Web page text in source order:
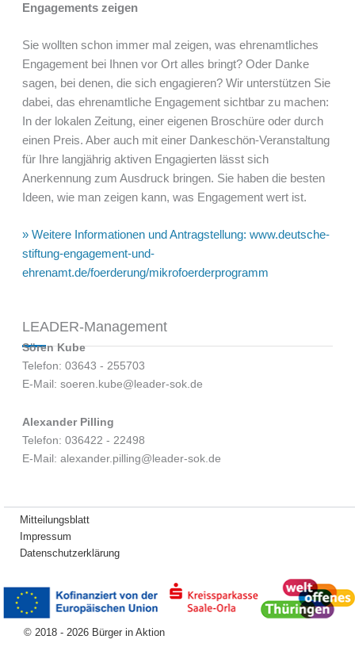
LEADER-Management
Sören Kube
Telefon: 03643 - 255703
E-Mail: soeren.kube@leader-sok.de
Alexander Pilling
Telefon: 036422 - 22498
E-Mail: alexander.pilling@leader-sok.de
Engagements zeigen
Sie wollten schon immer mal zeigen, was ehrenamtliches
Engagement bei Ihnen vor Ort alles bringt? Oder Danke
sagen, bei denen, die sich engagieren? Wir unterstützen Sie
dabei, das ehrenamtliche Engagement sichtbar zu machen:
In der lokalen Zeitung, einer eigenen Broschüre oder durch
einen Preis. Aber auch mit einer Dankeschön-Veranstaltung
für Ihre langjährig aktiven Engagierten lässt sich
Anerkennung zum Ausdruck bringen. Sie haben die besten
Ideen, wie man zeigen kann, was Engagement wert ist.
» Weitere Informationen und Antragstellung: www.deutsche-
stiftung-engagement-und-
ehrenamt.de/foerderung/mikrofoerderprogramm
Mitteilungsblatt
Impressum
Datenschutzerklärung
© 2018 - 2026 Bürger in Aktion